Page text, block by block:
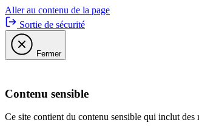
Aller au contenu de la page
Sortie de sécurité
Fermer
Contenu sensible
Ce site contient du contenu sensible qui inclut des